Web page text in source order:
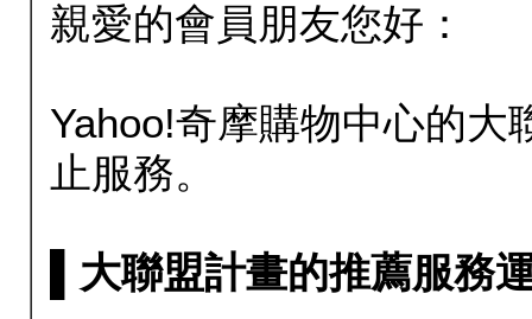
親愛的會員朋友您好：
Yahoo!奇摩購物中心的大
止服務。
▌大聯盟計畫的推薦服務